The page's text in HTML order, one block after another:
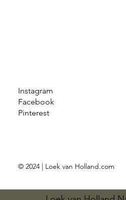
Instagram
Facebook
Pinterest
© 2024 | Loek van Holland.com